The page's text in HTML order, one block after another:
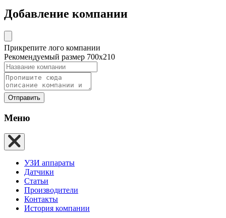
Добавление компании
Прикрепите лого компании
Рекомендуемый размер 700х210
Отправить
Меню
УЗИ аппараты
Датчики
Статьи
Производители
Контакты
История компании